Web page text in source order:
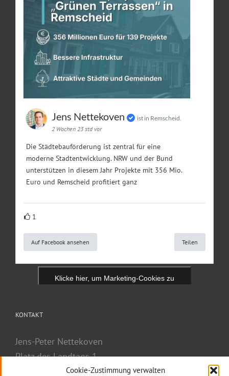
Cookie-Zustimmung verwalten
Jens Nettekoven
ist in Remscheid.
2 Wochen 23 std vor
Die Städtebauförderung ist zentral für eine
moderne Stadtentwicklung. NRW und der Bund
unterstützen in diesem Jahr Projekte mit 356 Mio.
Euro und Remscheid profitiert ganz
1
Auf Facebook ansehen Teilen
Klicke hier, um Marketing-Cookies zu
KONTAKT
Jens-Peter Nettekoven
Platz des Landtags 1
40221 Düsseldorf